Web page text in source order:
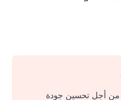
من أجل تحسين جودة